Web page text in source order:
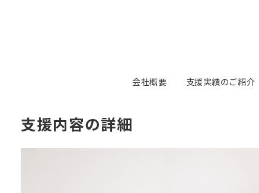
会社概要 支援実績のご紹介
支援内容の詳細